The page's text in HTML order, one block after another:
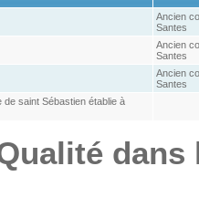
Ancien
Santes
Ancien
Santes
Ancien
Santes
saint Sébastien établie à